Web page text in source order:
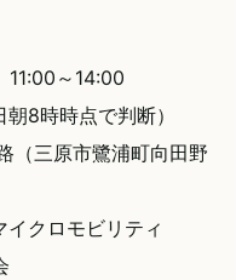
～14:00
8時時点で判断）
（三原市鷺浦町向田野
イクロモビリティ